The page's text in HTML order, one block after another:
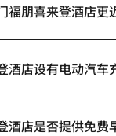
福朋喜来登酒店更
酒店设有电动汽车
酒店是否提供免费